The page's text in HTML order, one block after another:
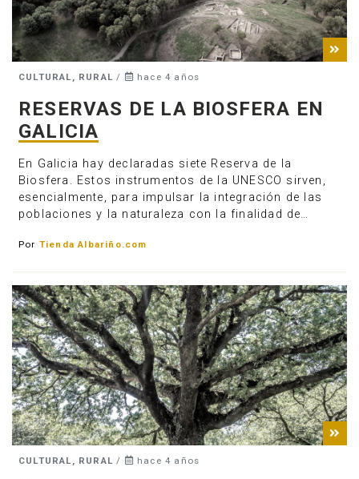
CULTURAL, RURAL / hace 4 años
RESERVAS DE LA BIOSFERA EN
GALICIA
En Galicia hay declaradas siete Reserva de la
Biosfera. Estos instrumentos de la UNESCO sirven,
esencialmente, para impulsar la integración de las
poblaciones y la naturaleza con la finalidad de…
Por Tienda Albariño.com
CULTURAL, RURAL / hace 4 años